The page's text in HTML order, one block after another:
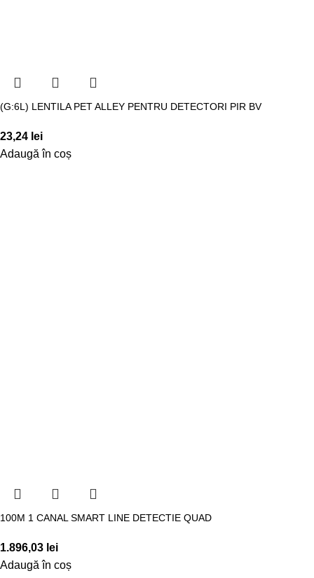
(G:6L) LENTILA PET ALLEY PENTRU DETECTORI PIR BV
23,24 lei
Adaugă în coș
100M 1 CANAL SMART LINE DETECTIE QUAD
1.896,03 lei
Adaugă în coș